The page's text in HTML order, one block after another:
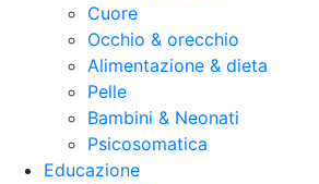
Cuore
Occhio & orecchio
Alimentazione & dieta
Pelle
Bambini & Neonati
Psicosomatica
Educazione